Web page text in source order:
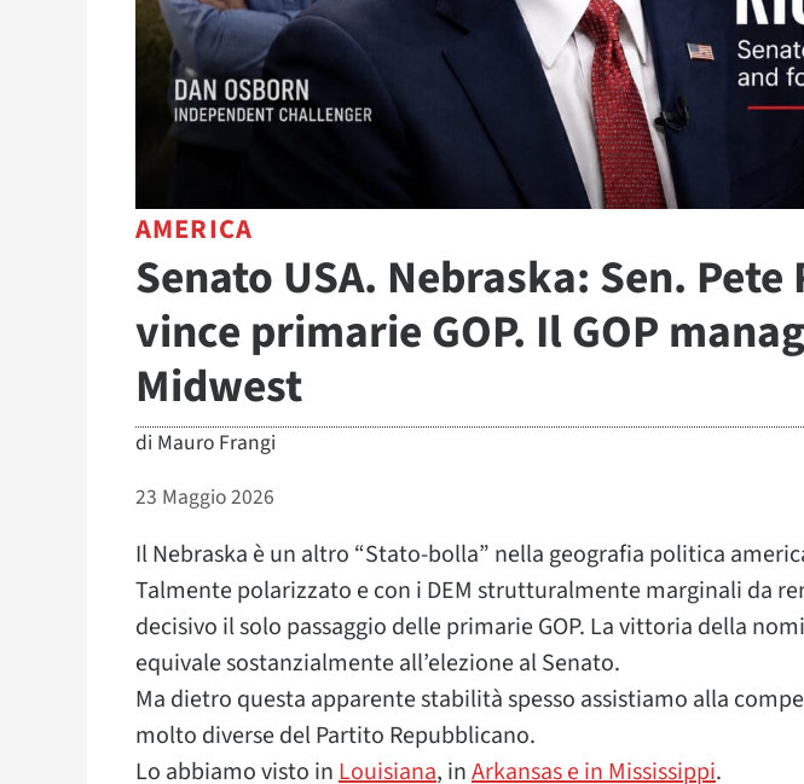
AMERICA
Senato USA. Nebraska: Sen.
vince primarie GOP. Il GOP
Midwest
di Mauro Frangi
23 Maggio 2026
Il Nebraska è un altro “Stato-bolla” nella geografia politica
Talmente polarizzato e con i DEM strutturalmente marginali da
decisivo il solo passaggio delle primarie GOP. La vittoria della
equivale sostanzialmente all’elezione al Senato.
Ma dietro questa apparente stabilità spesso assistiamo alla
molto diverse del Partito Repubblicano.
Lo abbiamo visto inLouisiana, inArkansas e in Mississippi.